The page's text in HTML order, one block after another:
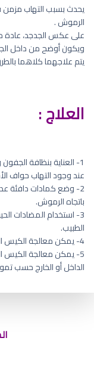
يحدث بسبب التهاب مزمن
الرموش .
على عكس الجدجد، عادة
ويكون أوضح من داخل
يتم علاجهما كلاهما
العلاج :
1- العناية بنظافة
عند وجود التهاب حواف
باتجاه الرموش.
3- استخدام المضادات
الطبيب.
4- يمكن معالجة الكيس الدهني دوائيًا بحقن مادة التراياميسينولون.
5- يمكن معالجة
الداخل أو الخارج حسب